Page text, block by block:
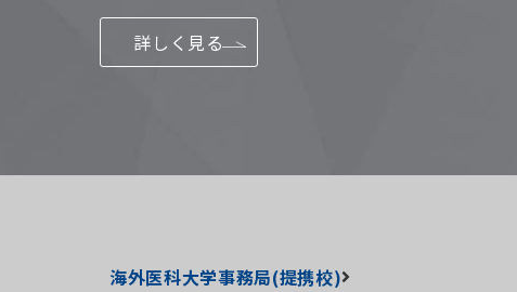
詳しく見る
海外医科大学事務局(提携校)